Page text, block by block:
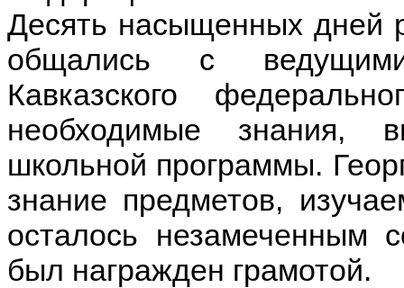
Десять насыщенных дней
общались с
Кавказского
необходимые знания,
школьной программы.
знание предметов,
осталось незамеченным
был награжден грамотой.